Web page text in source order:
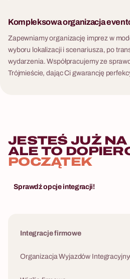
Kompleksowa organizacja
Zapewniamy organizację imprez w
wyboru lokalizacji i scenariusza, po
wydarzenia. Współpracujemy ze
Trójmieście, dając Ci gwarancję
JESTEŚ JUŻ NA
ALE TO
POCZĄTEK
Sprawdź opcje integracji!
Integracje firmowe
Organizacja Wyjazdów